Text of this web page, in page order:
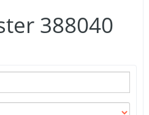
388040